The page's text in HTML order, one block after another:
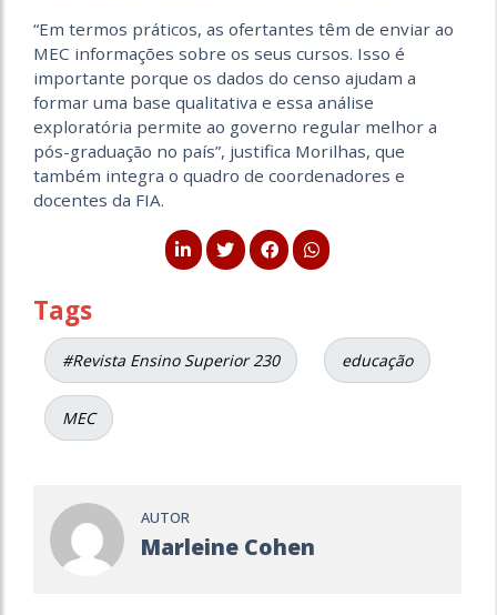
“Em termos práticos, as ofertantes têm de enviar ao
MEC informações sobre os seus cursos. Isso é
importante porque os dados do censo ajudam a
formar uma base qualitativa e essa análise
exploratória permite ao governo regular melhor a
pós-graduação no país”, justifica Morilhas, que
também integra o quadro de coordenadores e
docentes da FIA.
Tags
#Revista Ensino Superior 230 educação
MEC
AUTOR
Marleine Cohen